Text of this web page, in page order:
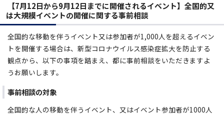
【7月12日から9月12日までに開催されるイベント】全国的又
は大規模イベントの開催に関する事前相談
全国的な移動を伴うイベント又は参加者が1,000人を超えるイベン
トを開催する場合は、新型コロナウイルス感染症拡大を防止する
観点から、以下の事項を踏まえ、都に事前相談をいただきますよ
うお願いします。
事前相談の対象
全国的な人の移動を伴うイベント、又はイベント参加者が1000人